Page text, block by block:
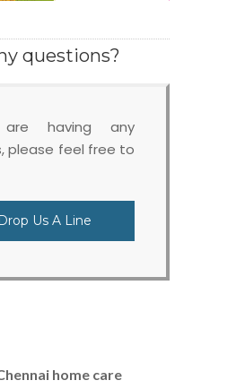
questions?
having any
please feel free to
Drop Us A Line
home care